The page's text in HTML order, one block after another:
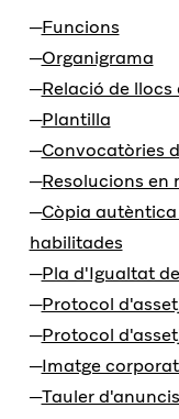
Funcions
Organigrama
Relació de llocs
Plantilla
Convocatòries
Resolucions en
Còpia autèntica
habilitades
Pla d'Igualtat
Protocol
Protocol
Imatge
Tauler